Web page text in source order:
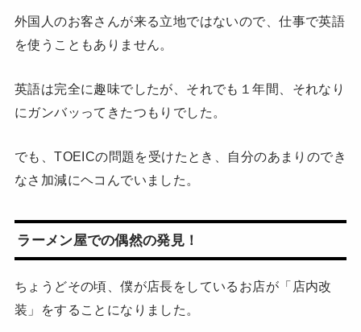
外国人のお客さんが来る立地ではないので、仕事で英語
を使うこともありません。
英語は完全に趣味でしたが、それでも１年間、それなり
にガンバッってきたつもりでした。
でも、TOEICの問題を受けたとき、自分のあまりのでき
なさ加減にヘコんでいました。
ラーメン屋での偶然の発見！
ちょうどその頃、僕が店長をしているお店が「店内改
装」をすることになりました。